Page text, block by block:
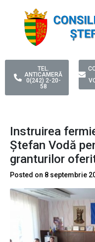
TEL.
ANTICAMERĂ
0(242) 2-20-
58
Instruirea
Ștefan Vodă
granturilor
Posted on 8 septembrie